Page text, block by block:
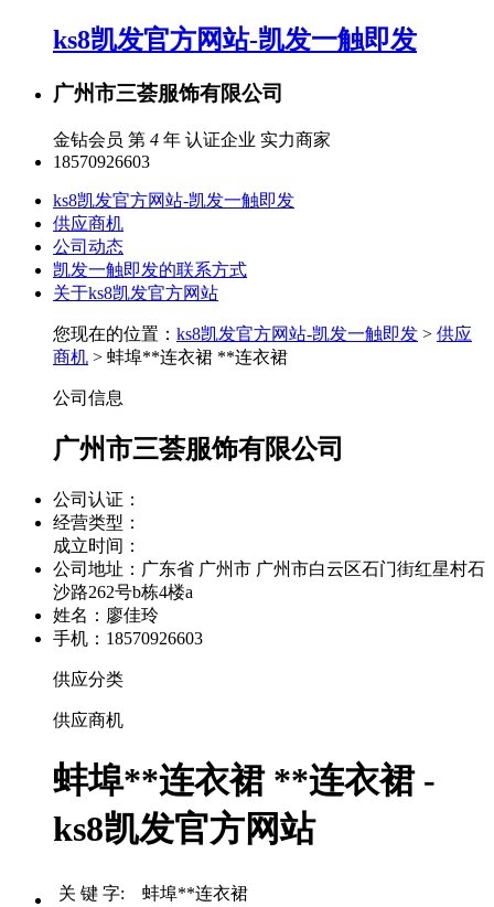
ks8凯发官方网站-凯发一触即发
广州市三荟服饰有限公司
金钻会员 第 4 年 认证企业 实力商家
18570926603
ks8凯发官方网站-凯发一触即发
供应商机
公司动态
凯发一触即发的联系方式
关于ks8凯发官方网站
您现在的位置： ks8凯发官方网站-凯发一触即发 > 供应
商机 > 蚌埠**连衣裙 **连衣裙
公司信息
广州市三荟服饰有限公司
公司认证：
经营类型：
成立时间：
公司地址： 广东省 广州市 广州市白云区石门街红星村石
沙路262号b栋4楼a
姓名：廖佳玲
手机：18570926603
供应分类
供应商机
蚌埠**连衣裙 **连衣裙 -
ks8凯发官方网站
关 键 字: 蚌埠**连衣裙